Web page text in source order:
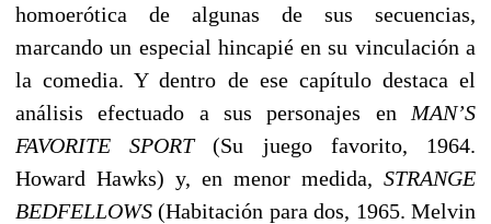
homoerótica de algunas de sus secuencias,
marcando un especial hincapié en su vinculación a
la comedia. Y dentro de ese capítulo destaca el
análisis efectuado a sus personajes en MAN’S
FAVORITE SPORT(Su juego favorito, 1964.
Howard Hawks) y, en menor medida, STRANGE
BEDFELLOWS (Habitación para dos, 1965. Melvin